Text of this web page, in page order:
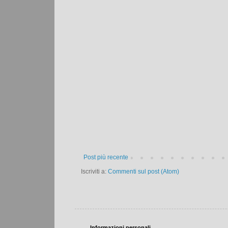
Post più recente
Iscriviti a: Commenti sul post (Atom)